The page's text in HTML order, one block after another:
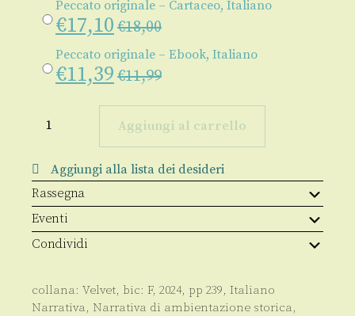
Peccato originale – Cartaceo, Italiano
€17,10 €18,00
Peccato originale – Ebook, Italiano
€11,39 €11,99
originale
Aggiungi al carrello
Aggiungi alla lista dei desideri
Rassegna
Eventi
Condividi
collana: Velvet, bic: F, 2024, pp 239, Italiano
Narrativa, Narrativa di ambientazione storica,